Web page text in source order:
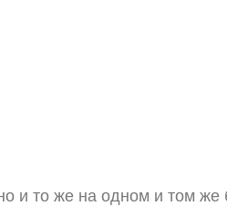
и то же на одном и том же